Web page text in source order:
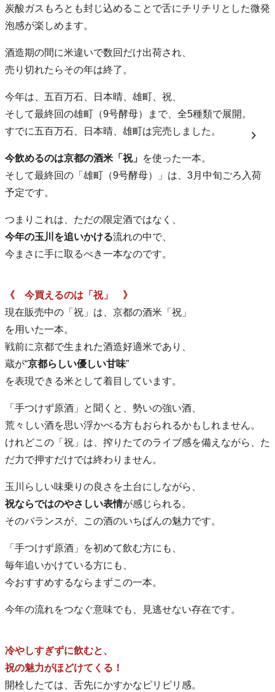
炭酸ガスもろとも封じ込めることで舌にチリチリとした微発
泡感が楽しめます。
酒造期の間に米違いで数回だけ出荷され、
売り切れたらその年は終了。
今年は、五百万石、日本晴、雄町、祝、
そして最終回の雄町（9号酵母）まで、全5種類で展開。
すでに五百万石、日本晴、雄町は完売しました。
今飲めるのは京都の酒米「祝」 を使った一本。
そして最終回の「雄町（9号酵母）」は、3月中旬ごろ入荷
予定です。
つまりこれは、ただの限定酒ではなく、
今年の玉川を追いかける流れの中で、
今まさに手に取るべき一本なのです。
《 今買えるのは「祝」 》
現在販売中の「祝」は、京都の酒米「祝」
を用いた一本。
戦前に京都で生まれた酒造好適米であり、
蔵が“京都らしい優しい甘味”
を表現できる米として着目しています。
「手つけず原酒」と聞くと、勢いの強い酒、
荒々しい酒を思い浮かべる方もおられるかもしれません。
けれどこの「祝」は、搾りたてのライブ感を備えながら、た
だ力で押すだけでは終わりません。
玉川らしい味乗りの良さを土台にしながら、
祝ならではのやさしい表情が感じられる。
そのバランスが、この酒のいちばんの魅力です。
「手つけず原酒」を初めて飲む方にも、
毎年追いかけている方にも、
今おすすめするならまずこの一本。
今年の流れをつなぐ意味でも、見逃せない存在です。
冷やしすぎずに飲むと、
祝の魅力がほどけてくる！
開栓したては、舌先にかすかなピリピリ感。